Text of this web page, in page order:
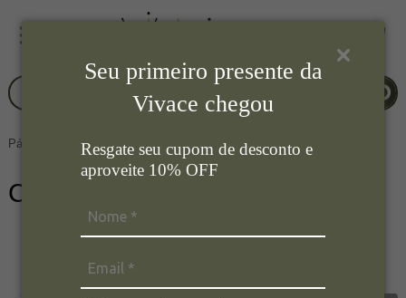
Seu primeiro presente da
Vivace chegou
Resgate seu cupom de desconto e
aproveite 10% OFF
Página Inicial Mesa Posta Copos e Taças
Copos e Taças